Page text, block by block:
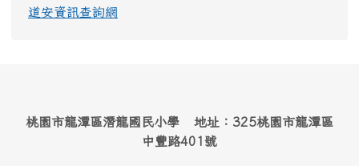
道安資訊查詢網
桃園市龍潭區潛龍國民小學 地址：325桃園市龍潭區
中豐路401號